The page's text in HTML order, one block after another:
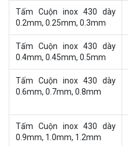
Tấm Cuộn inox 430 dày
0.2mm, 0.25mm, 0.3mm
Tấm Cuộn inox 430 dày
0.4mm, 0.45mm, 0.5mm
Tấm Cuộn inox 430 dày
0.6mm, 0.7mm, 0.8mm
Tấm Cuộn inox 430 dày
0.9mm, 1.0mm, 1.2mm